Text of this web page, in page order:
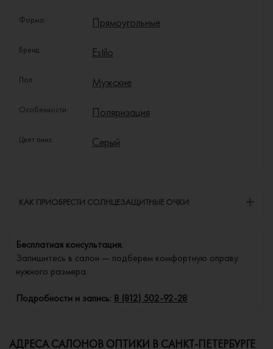
Форма: Прямоугольные
Бренд: Estilo
Пол: Мужские
Особенности: Поляризация
Цвет линз: Серый
КАК ПРИОБРЕСТИ СОЛНЦЕЗАЩИТНЫЕ ОЧКИ
Бесплатная консультация.
Запишитесь в салон — подберем комфортную оправу
нужного размера.
Подробности и запись: 8 (812) 502-92-28
АДРЕСА САЛОНОВ ОПТИКИ В САНКТ-ПЕТЕРБУРГЕ